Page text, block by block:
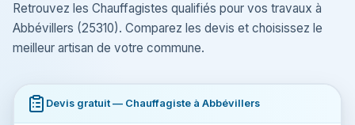
Retrouvez les Chauffagistes qualifiés pour vos travaux à
Abbévillers (25310). Comparez les devis et choisissez le
meilleur artisan de votre commune.
Devis gratuit — Chauffagiste à Abbévillers